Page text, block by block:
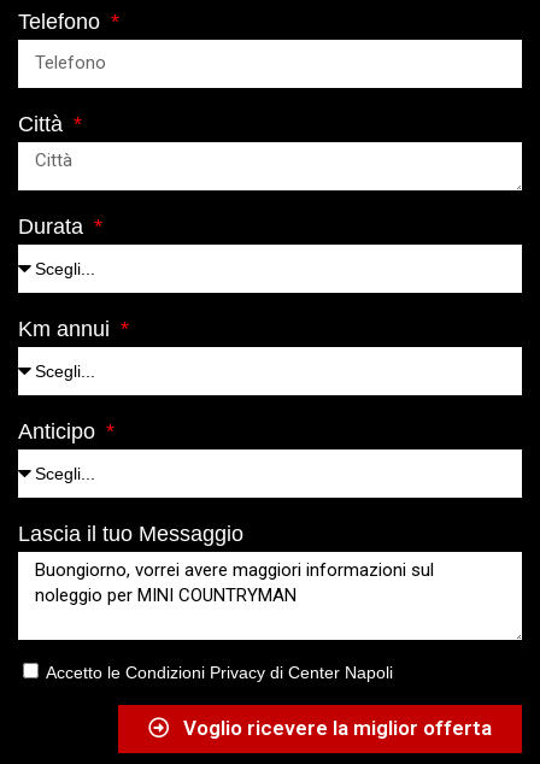
Telefono
Città
Durata
Km annui
Anticipo
Lascia il tuo Messaggio
Accetto le Condizioni Privacy di Center Napoli
Voglio ricevere la miglior offerta